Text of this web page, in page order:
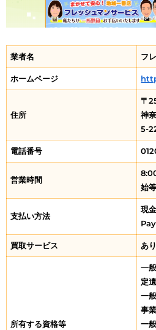
業者名 フ
ホームページ
住所
〒
神
5-
電話番号
営業時間
始
支払い方法
現
買取サービス あり
所有する資格等
一
定
一
事
一